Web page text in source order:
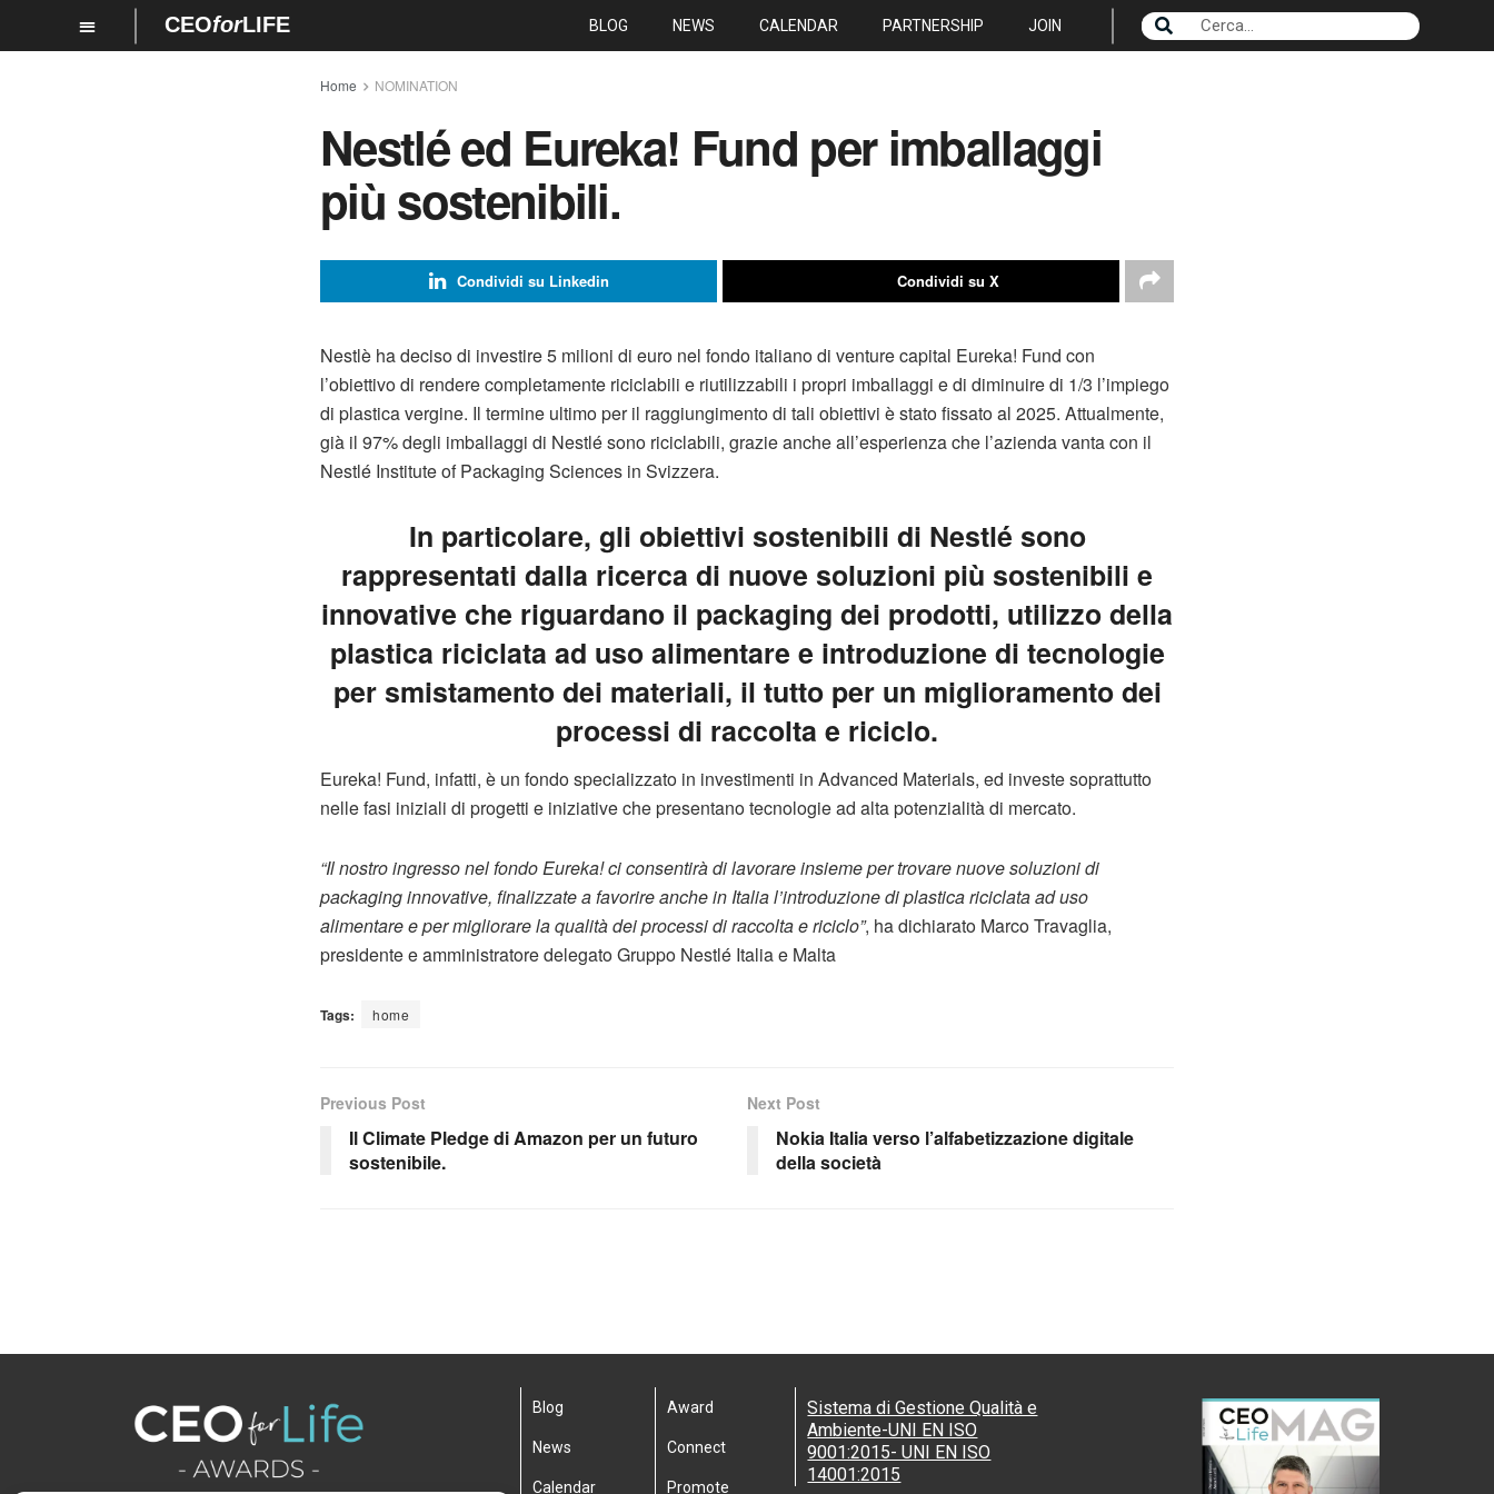
CEOforLIFE BLOG NEWS CALENDAR PARTNERSHIP JOIN
Home NOMINATION
Nestlé ed Eureka! Fund per imballaggi
più sostenibili.
Condividi su Linkedin Condividi su X
Nestlè ha deciso di investire 5 milioni di euro nel fondo italiano di venture capital Eureka! Fund con
l’obiettivo di rendere completamente riciclabili e riutilizzabili i propri imballaggi e di diminuire di 1/3 l’impiego
di plastica vergine. Il termine ultimo per il raggiungimento di tali obiettivi è stato fissato al 2025. Attualmente,
già il 97% degli imballaggi di Nestlé sono riciclabili, grazie anche all’esperienza che l’azienda vanta con il
Nestlé Institute of Packaging Sciences in Svizzera.
In particolare, gli obiettivi sostenibili di Nestlé sono
rappresentati dalla ricerca di nuove soluzioni più sostenibili e
innovative che riguardano il packaging dei prodotti, utilizzo della
plastica riciclata ad uso alimentare e introduzione di tecnologie
per smistamento dei materiali, il tutto per un miglioramento dei
processi di raccolta e riciclo.
Eureka! Fund, infatti, è un fondo specializzato in investimenti in Advanced Materials, ed investe soprattutto
nelle fasi iniziali di progetti e iniziative che presentano tecnologie ad alta potenzialità di mercato.
“Il nostro ingresso nel fondo Eureka! ci consentirà di lavorare insieme per trovare nuove soluzioni di
packaging innovative, finalizzate a favorire anche in Italia l’introduzione di plastica riciclata ad uso
alimentare e per migliorare la qualità dei processi di raccolta e riciclo”, ha dichiarato Marco Travaglia,
presidente e amministratore delegato Gruppo Nestlé Italia e Malta
Tags: home
Previous Post
Il Climate Pledge di Amazon per un futuro
sostenibile.
Next Post
Nokia Italia verso l’alfabetizzazione digitale
della società
Blog
News
Calendar
Award
Connect
Promote
Sistema di Gestione Qualità e
Ambiente-UNI EN ISO
9001:2015- UNI EN ISO
14001:2015